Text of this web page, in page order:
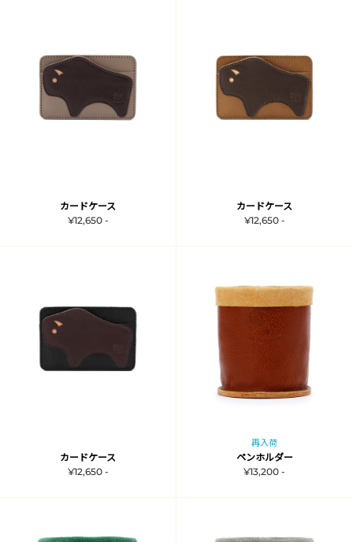
カードケース
¥12,650 -
カードケース
¥12,650 -
カードケース
¥12,650 -
再入荷
ペンホルダー
¥13,200 -